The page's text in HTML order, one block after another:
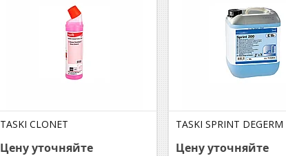
TASKI CLONET
Цену уточняйте
TASKI SPRINT DEGERM
Цену уточняйте